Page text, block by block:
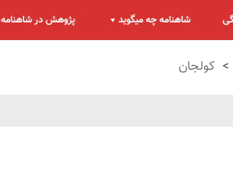
شاهنامه چه میگوید پژوهش در شاهنامه
> کولجان